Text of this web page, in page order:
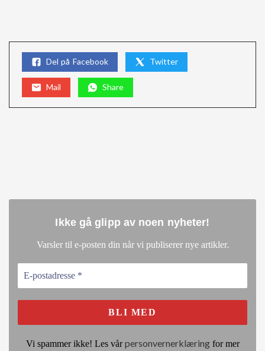
Del på Facebook Twitter
Mail Share
Ikke gå glipp av noen nyheter!
Varsler til e-posten din når vi publiserer nye artikler.
Vi spammer ikke! Les vårpersonvernerklæringfor mer